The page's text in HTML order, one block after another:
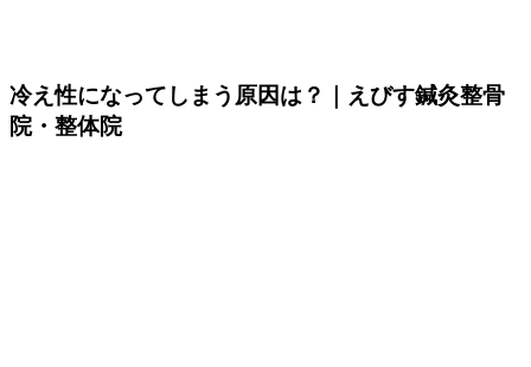
冷え性になってしまう原因は？｜えびす鍼灸整骨
院・整体院